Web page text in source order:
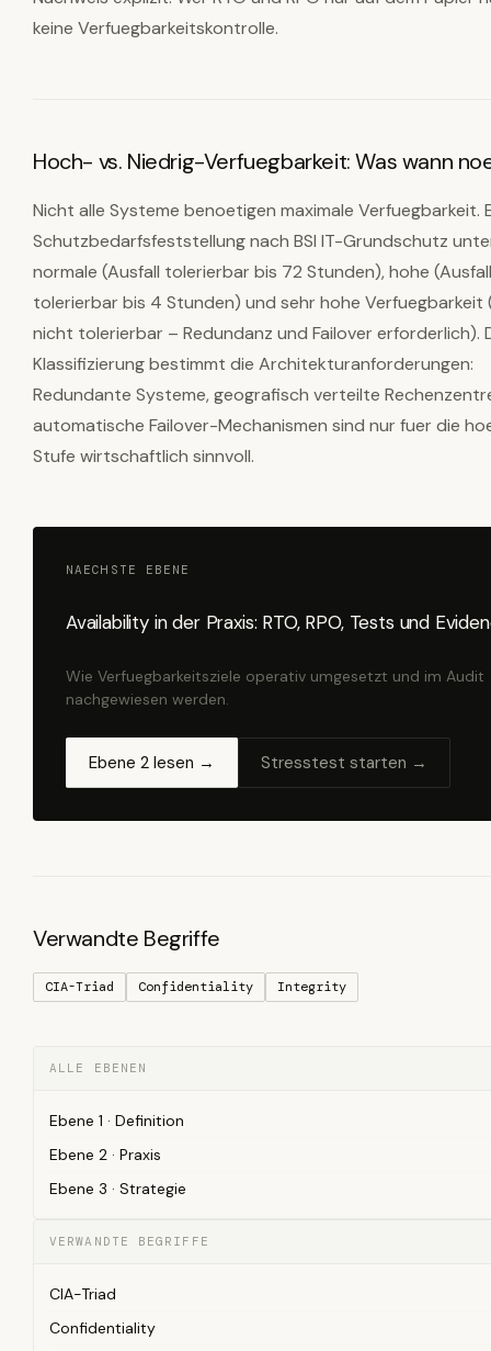
keine Verfuegbarkeitskontrolle.
Hoch- vs. Niedrig-Verfuegbarkeit: Was wann
Nicht alle Systeme benoetigen maximale Verfuegbarkeit.
Schutzbedarfsfeststellung nach BSI IT-Grundschutz
normale (Ausfall tolerierbar bis 72 Stunden), hohe (Ausfall
tolerierbar bis 4 Stunden) und sehr hohe Verfuegbarkeit
nicht tolerierbar – Redundanz und Failover erforderlich).
Klassifizierung bestimmt die Architekturanforderungen:
Redundante Systeme, geografisch verteilte
automatische Failover-Mechanismen sind nur fuer die
Stufe wirtschaftlich sinnvoll.
NAECHSTE EBENE
Availability in der Praxis: RTO, RPO, Tests und
Wie Verfuegbarkeitsziele operativ umgesetzt und im Audit
nachgewiesen werden.
Ebene 2 lesen → Stresstest starten →
Verwandte Begriffe
CIA-Triad Confidentiality Integrity
ALLE EBENEN
Ebene 1 · Definition
Ebene 2 · Praxis
Ebene 3 · Strategie
VERWANDTE BEGRIFFE
CIA-Triad
Confidentiality